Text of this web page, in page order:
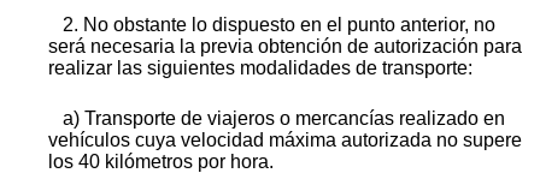
2. No obstante lo dispuesto en el punto anterior, no
será necesaria la previa obtención de autorización para
realizar las siguientes modalidades de transporte:
a) Transporte de viajeros o mercancías realizado en
vehículos cuya velocidad máxima autorizada no supere
los 40 kilómetros por hora.